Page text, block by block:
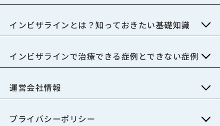
インビザラインとは？知っておきたい基礎知識
インビザラインで治療できる症例とできない症例
運営会社情報
プライバシーポリシー